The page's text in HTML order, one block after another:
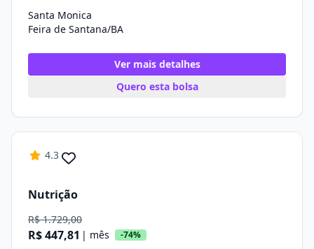
Santa Monica
Feira de Santana/BA
Ver mais detalhes
Quero esta bolsa
4.3
Nutrição
R$ 1.729,00
R$ 447,81 | mês -74%